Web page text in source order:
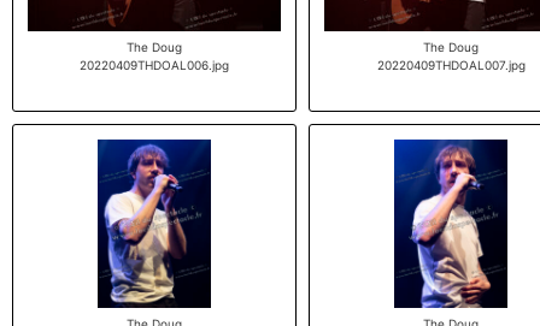
The Doug
20220409THDOAL006.jpg
The Doug
20220409THDOAL007.jpg